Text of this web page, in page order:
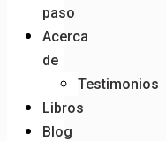
paso
Acerca
de
Testimonios
Libros
Blog